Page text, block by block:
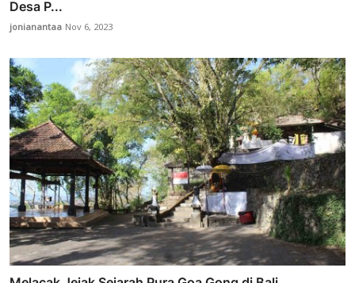
Desa P...
jonianantaa Nov 6, 2023